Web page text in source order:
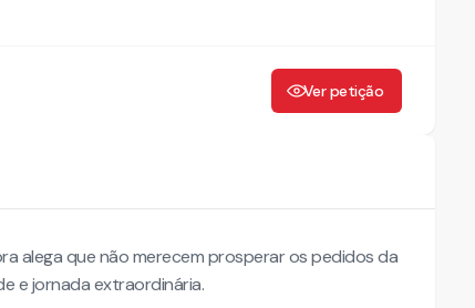
Ver petição
alega que não merecem prosperar os pedidos da
e jornada extraordinária.